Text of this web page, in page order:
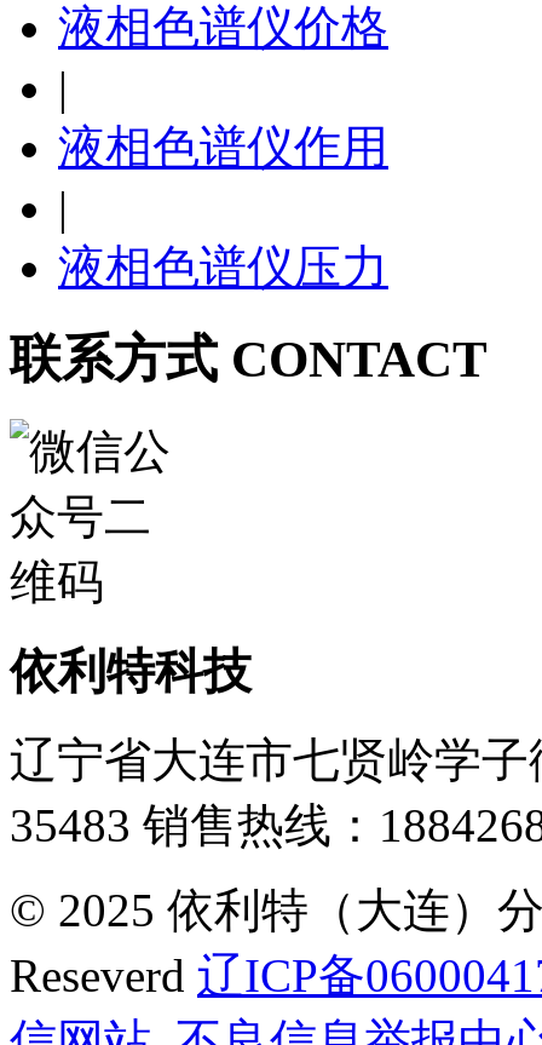
液相色谱仪价格
|
液相色谱仪作用
|
液相色谱仪压力
联系方式 CONTACT
依利特科技
辽宁省大连市七贤岭学子
35483 销售热线：
© 2025 依利特（大连）
Reseverd 辽ICP备